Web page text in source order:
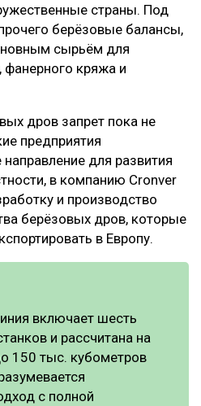
страны. Под
берёзовые балансы,
сырьём для
фанерного кряжа и
дров запрет пока не
предприятия
для развития
в компанию Cronver
и производство
берёзовых дров, которые
в Европу.
включает шесть
и рассчитана на
150 тыс. кубометров
с полной